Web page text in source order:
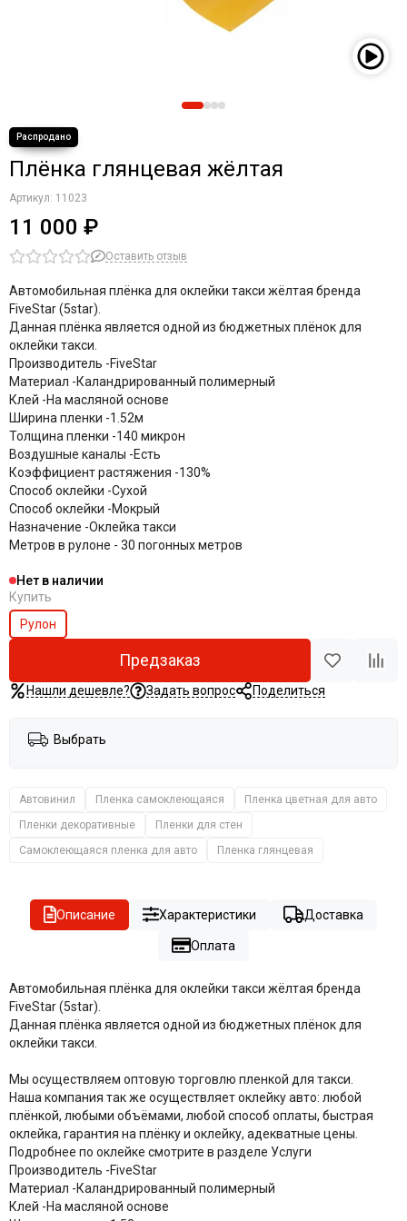
Плёнка глянцевая жёлтая
Артикул: 11023
11 000 ₽
Оставить отзыв
Автомобильная плёнка для оклейки такси жёлтая бренда
FiveStar (5star).
Данная плёнка является одной из бюджетных плёнок для
оклейки такси.
Производитель -FiveStar
Материал -Каландрированный полимерный
Клей -На масляной основе
Ширина пленки -1.52м
Толщина пленки -140 микрон
Воздушные каналы -Есть
Коэффициент растяжения -130%
Способ оклейки -Сухой
Способ оклейки -Мокрый
Назначение -Оклейка такси
Метров в рулоне - 30 погонных метров
Нет в наличии
Купить
Рулон
Предзаказ
Нашли дешевле? Задать вопрос Поделиться
Выбрать
Автовинил Пленка самоклеющаяся
Пленка цветная для авто
Пленки декоративные
Пленки для стен
Самоклеющаяся пленка для авто
Пленка глянцевая
Описание Характеристики Доставка
Оплата
Автомобильная плёнка для оклейки такси жёлтая бренда
FiveStar (5star).
Данная плёнка является одной из бюджетных плёнок для
оклейки такси.
Мы осуществляем оптовую торговлю пленкой для такси.
Наша компания так же осуществляет оклейку авто: любой
плёнкой, любыми объёмами, любой способ оплаты, быстрая
оклейка, гарантия на плёнку и оклейку, адекватные цены.
Подробнее по оклейке смотрите в разделе Услуги
Производитель -FiveStar
Материал -Каландрированный полимерный
Клей -На масляной основе